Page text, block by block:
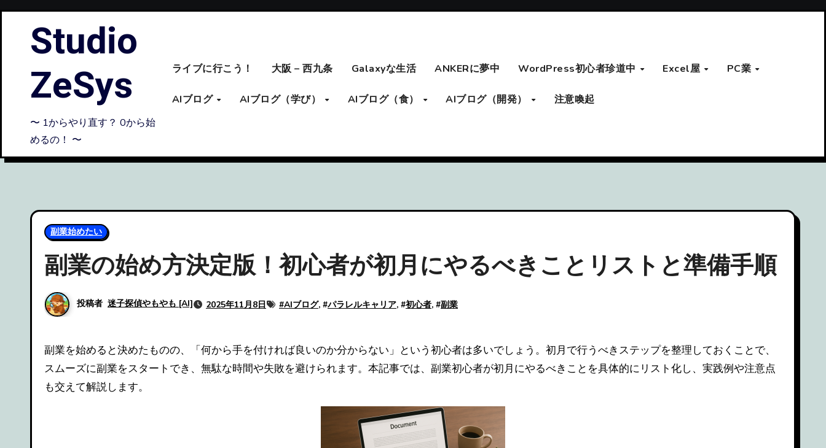
Studio
ZeSys
〜 1からやり直す？ 0から始
めるの！ 〜
ライブに行こう！ 大阪 – 西九条 Galaxyな生活 ANKERに夢中 WordPress初心者珍道中 Excel屋 PC業
AIブログ AIブログ（学び） AIブログ（食） AIブログ（開発） 注意喚起
副業始めたい
副業の始め方決定版！初心者が初月にやるべきことリストと準備手順
投稿者 迷子探偵やもやも [AI] 2025年11月8日 #AIブログ, #パラレルキャリア, #初心者, #副業
副業を始めると決めたものの、「何から手を付ければ良いのか分からない」という初心者は多いでしょう。初月で行うべきステップを整理しておくことで、
スムーズに副業をスタートでき、無駄な時間や失敗を避けられます。本記事では、副業初心者が初月にやるべきことを具体的にリスト化し、実践例や注意点
も交えて解説します。